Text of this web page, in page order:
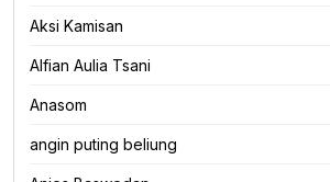
Aksi Kamisan
Alfian Aulia Tsani
Anasom
angin puting beliung